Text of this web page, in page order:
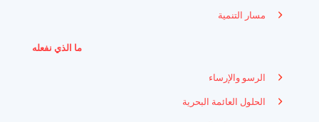
مسار التنمية
ما الذي نفعله
الرسو والإرساء
الحلول العائمة البحرية